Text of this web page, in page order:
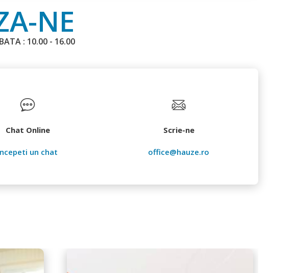
NE
: 10.00 - 16.00
Chat Online
un chat
Scrie-ne
office@hauze.ro